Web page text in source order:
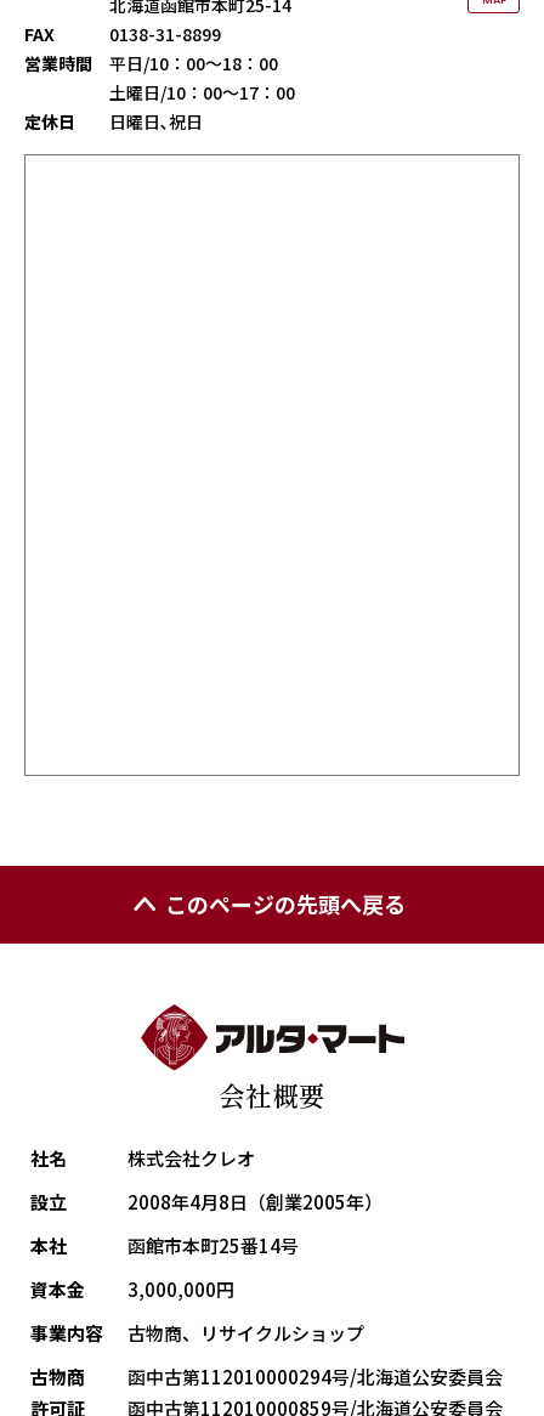
FAX
0138-31-8899
営業時間
平日/10：00～18：00
土曜日/10：00～17：00
定休日
日曜日､祝日
このページの先頭へ戻る
会社概要
社名
株式会社クレオ
設立
2008年4月8日（創業2005年）
本社
函館市本町25番14号
資本金
3,000,000円
事業内容
古物商、リサイクルショップ
古物商
許可証
函中古第112010000294号/北海道公安委員会
函中古第112010000859号/北海道公安委員会